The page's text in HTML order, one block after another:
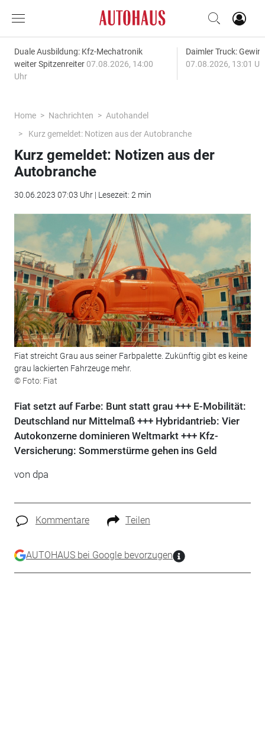
Duale Ausbildung: Kfz-Mechatronik
weiter Spitzenreiter 07.08.2026, 14:00
Uhr
Daimler Truck:
07.08.2026, 13:01
Home Nachrichten
Autohandel
Kurz gemeldet: Notizen aus der Autobranche
Kurz gemeldet: Notizen aus der
Autobranche
30.06.2023 07:03 Uhr | Lesezeit: 2 min
Fiat streicht Grau aus seiner Farbpalette. Zukünftig gibt es keine
grau lackierten Fahrzeuge mehr.
© Foto: Fiat
Fiat setzt auf Farbe: Bunt statt grau +++ E-Mobilität:
Deutschland nur Mittelmaß +++ Hybridantrieb: Vier
Autokonzerne dominieren Weltmarkt +++ Kfz-
Versicherung: Sommerstürme gehen ins Geld
von dpa
Kommentare Teilen
AUTOHAUS bei Google bevorzugen